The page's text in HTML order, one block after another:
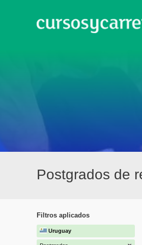
Postgrados de
Filtros aplicados
Uruguay